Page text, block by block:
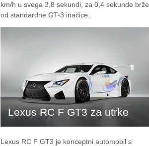
km/h u svega 3,8 sekundi, za 0,4 sekunde brže
od standardne GT-3 inačice.
Lexus RC F GT3 za utrke
Lexus RC F GT3 je konceptni automobil s